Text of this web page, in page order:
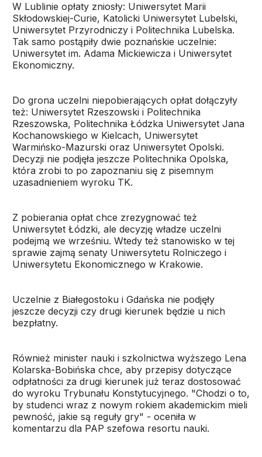
W Lublinie opłaty zniosły: Uniwersytet Marii
Skłodowskiej-Curie, Katolicki Uniwersytet Lubelski,
Uniwersytet Przyrodniczy i Politechnika Lubelska.
Tak samo postąpiły dwie poznańskie uczelnie:
Uniwersytet im. Adama Mickiewicza i Uniwersytet
Ekonomiczny.
Do grona uczelni niepobierających opłat dołączyły
też: Uniwersytet Rzeszowski i Politechnika
Rzeszowska, Politechnika Łódzka Uniwersytet Jana
Kochanowskiego w Kielcach, Uniwersytet
Warmińsko-Mazurski oraz Uniwersytet Opolski.
Decyzji nie podjęła jeszcze Politechnika Opolska,
która zrobi to po zapoznaniu się z pisemnym
uzasadnieniem wyroku TK.
Z pobierania opłat chce zrezygnować też
Uniwersytet Łódzki, ale decyzję władze uczelni
podejmą we wrześniu. Wtedy też stanowisko w tej
sprawie zajmą senaty Uniwersytetu Rolniczego i
Uniwersytetu Ekonomicznego w Krakowie.
Uczelnie z Białegostoku i Gdańska nie podjęły
jeszcze decyzji czy drugi kierunek będzie u nich
bezpłatny.
Również minister nauki i szkolnictwa wyższego Lena
Kolarska-Bobińska chce, aby przepisy dotyczące
odpłatności za drugi kierunek już teraz dostosować
do wyroku Trybunału Konstytucyjnego. "Chodzi o to,
by studenci wraz z nowym rokiem akademickim mieli
pewność, jakie są reguły gry" - oceniła w
komentarzu dla PAP szefowa resortu nauki.